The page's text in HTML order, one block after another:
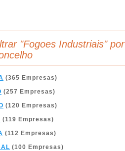
"Fogoes Industriais" por
(365 Empresas)
(257 Empresas)
(120 Empresas)
(119 Empresas)
(112 Empresas)
(100 Empresas)